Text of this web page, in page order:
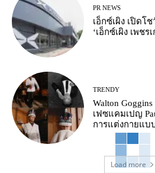
PR NEWS
เอ็กซ์เผิง เปิดโ
‘เอ็กซ์เผิง เพชร
TRENDY
Walton
เฟซแคมเปญ
การแต่งกายแบ
Load more